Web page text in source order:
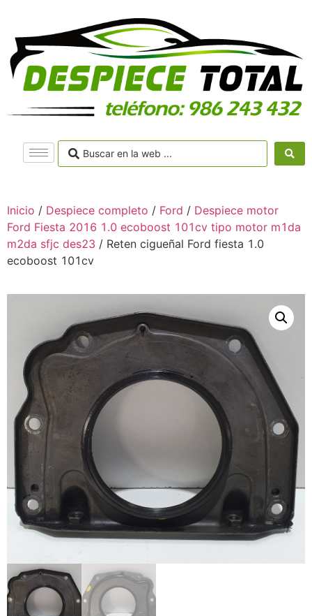
Inicio / Despiece completo / Ford / Despiece motor
Ford Fiesta 2016 1.0 ecoboost 101cv tipo motor m1da
m2da sfjc des23 / Reten cigueñal Ford fiesta 1.0
ecoboost 101cv